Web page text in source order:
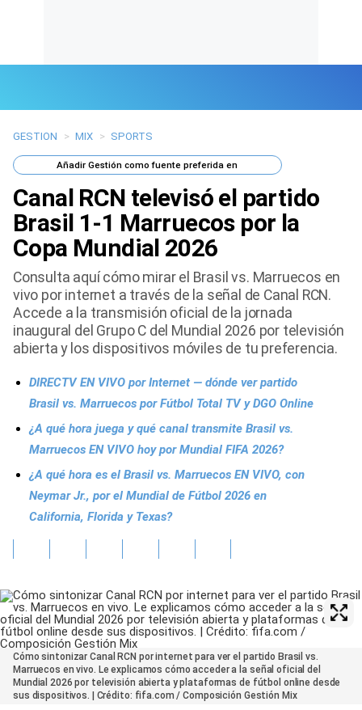
Últimas Noticias
Mi Bolsillo
Respuestas
Gente
Vida Laboral
Tendencias Mix
GESTION > MIX > SPORTS
AñadirGestión como fuente preferida en
Canal RCN televisó el partido
Brasil 1-1 Marruecos por la
Copa Mundial 2026
Consulta aquí cómo mirar el Brasil vs. Marruecos en
vivo por internet a través de la señal de Canal RCN.
Accede a la transmisión oficial de la jornada
inaugural del Grupo C del Mundial 2026 por televisión
abierta y los dispositivos móviles de tu preferencia.
DIRECTV EN VIVO por Internet — dónde ver partido
Brasil vs. Marruecos por Fútbol Total TV y DGO Online
¿A qué hora juega y qué canal transmite Brasil vs.
Marruecos EN VIVO hoy por Mundial FIFA 2026?
¿A qué hora es el Brasil vs. Marruecos EN VIVO, con
Neymar Jr., por el Mundial de Fútbol 2026 en
California, Florida y Texas?
Cómo sintonizar Canal RCN por internet para ver el partido Brasil vs.
Marruecos en vivo. Le explicamos cómo acceder a la señal oficial del
Mundial 2026 por televisión abierta y plataformas de fútbol online desde
sus dispositivos. | Crédito: fifa.com / Composición Gestión Mix